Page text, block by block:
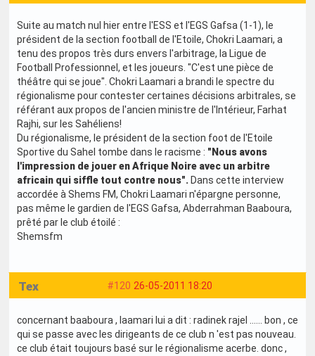
Suite au match nul hier entre l'ESS et l'EGS Gafsa (1-1), le
président de la section football de l'Etoile, Chokri Laamari, a
tenu des propos très durs envers l'arbitrage, la Ligue de
Football Professionnel, et les joueurs. "C'est une pièce de
théâtre qui se joue". Chokri Laamari a brandi le spectre du
régionalisme pour contester certaines décisions arbitrales, se
référant aux propos de l'ancien ministre de l'Intérieur, Farhat
Rajhi, sur les Sahéliens!
Du régionalisme, le président de la section foot de l'Etoile
Sportive du Sahel tombe dans le racisme : "Nous avons
l'impression de jouer en Afrique Noire avec un arbitre
africain qui siffle tout contre nous". Dans cette interview
accordée à Shems FM, Chokri Laamari n'épargne personne,
pas même le gardien de l'EGS Gafsa, Abderrahman Baaboura,
prêté par le club étoilé :
Shemsfm
#120 26-05-2011 18:20
Tex
concernant baaboura , laamari lui a dit : radinek rajel ...... bon , ce
qui se passe avec les dirigeants de ce club n 'est pas nouveau.
ce club était toujours basé sur le régionalisme acerbe. donc ,